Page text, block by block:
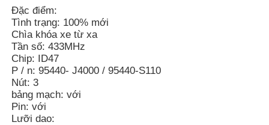
Đặc điểm:
Tình trạng: 100% mới
Chìa khóa xe từ xa
Tần số: 433MHz
Chip: ID47
P / n: 95440- J4000 / 95440-S110
Nút: 3
bảng mạch: với
Pin: với
Lưỡi dao: